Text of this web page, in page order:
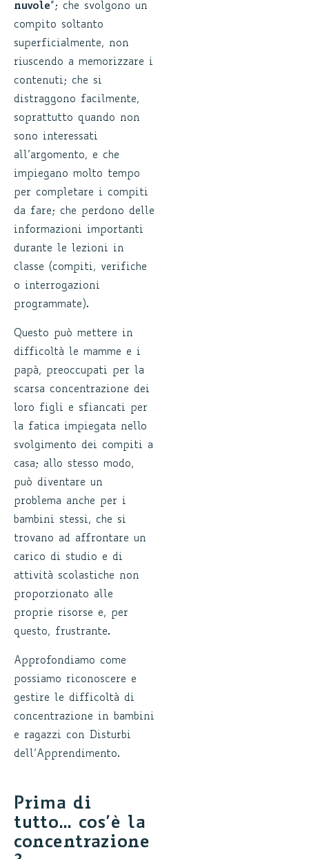
nuvole”; che svolgono un
compito soltanto
superficialmente, non
riuscendo a memorizzare i
contenuti; che si
distraggono facilmente,
soprattutto quando non
sono interessati
all’argomento, e che
impiegano molto tempo
per completare i compiti
da fare; che perdono delle
informazioni importanti
durante le lezioni in
classe (compiti, verifiche
o interrogazioni
programmate).
Questo può mettere in
difficoltà le mamme e i
papà, preoccupati per la
scarsa concentrazione dei
loro figli e sfiancati per
la fatica impiegata nello
svolgimento dei compiti a
casa; allo stesso modo,
può diventare un
problema anche per i
bambini stessi, che si
trovano ad affrontare un
carico di studio e di
attività scolastiche non
proporzionato alle
proprie risorse e, per
questo, frustrante.
Approfondiamo come
possiamo riconoscere e
gestire le difficoltà di
concentrazione in bambini
e ragazzi con Disturbi
dell’Apprendimento.
Prima di
tutto… cos’è la
concentrazione